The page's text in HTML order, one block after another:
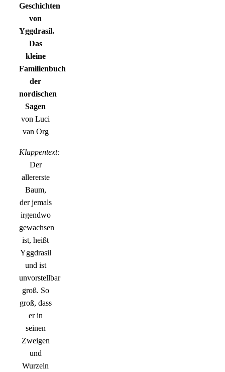
Geschichten
von
Yggdrasil.
Das
kleine
Familienbuch
der
nordischen
Sagen
von Luci
van Org
Klappentext:
Der
allererste
Baum,
der jemals
irgendwo
gewachsen
ist, heißt
Yggdrasil
und ist
unvorstellbar
groß. So
groß, dass
er in
seinen
Zweigen
und
Wurzeln